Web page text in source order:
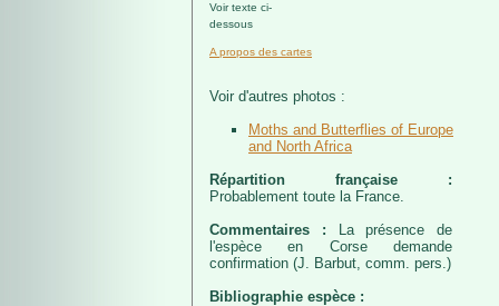
Voir texte ci-
dessous
A propos des cartes
Voir d'autres photos :
Moths and Butterflies of Europe
and North Africa
Répartition française :
Probablement toute la France.
Commentaires :
La présence de
l'espèce en Corse demande
confirmation (J. Barbut, comm. pers.)
Bibliographie espèce :